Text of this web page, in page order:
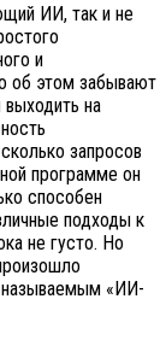
ИИ, так и не
и
об этом забывают
на
запросов
программе он
способен
подходы к
не густо. Но
называемым «ИИ-